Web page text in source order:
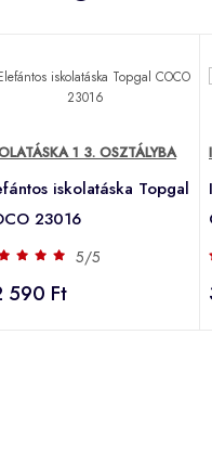
1 3. OSZTÁLYBA
iskolatáska Topgal
23016
5/5
590 Ft